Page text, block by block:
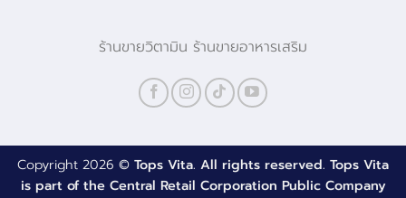
ร้านขายวิตามิน ร้านขายอาหารเสริม
Copyright 2026 © Tops Vita. All rights reserved. Tops Vita
is part of the Central Retail Corporation Public Company